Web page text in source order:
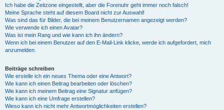
Ich habe die Zeitzone eingestellt, aber die Forenuhr geht immer noch falsch!
Meine Sprache steht auf diesem Board nicht zur Auswahl!
Was sind das für Bilder, die bei meinem Benutzernamen angezeigt werden?
Wie verwende ich einen Avatar?
Was ist mein Rang und wie kann ich ihn ändern?
Wenn ich bei einem Benutzer auf den E-Mail-Link klicke, werde ich aufgefordert, mich
anzumelden.
Beiträge schreiben
Wie erstelle ich ein neues Thema oder eine Antwort?
Wie kann ich einen Beitrag bearbeiten oder löschen?
Wie kann ich meinem Beitrag eine Signatur anfügen?
Wie kann ich eine Umfrage erstellen?
Wieso kann ich nicht mehr Antwortmöglichkeiten erstellen?